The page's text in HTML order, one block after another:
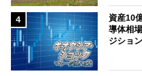
4
資産10
導体相
ジショ